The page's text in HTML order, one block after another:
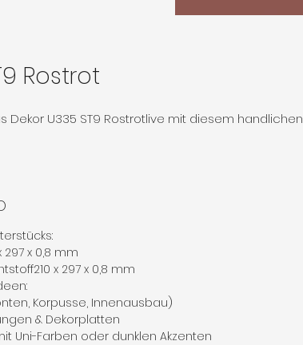
Rostrot
Dekor U335 ST9 Rostrotlive mit diesem handlichen
297 x 0,8 mm
x 297 x 0,8 mm
Korpusse, Innenausbau)
& Dekorplatten
Uni-Farben oder dunklen Akzenten